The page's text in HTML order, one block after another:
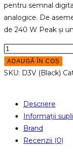
pentru semnal
analogice. De
de 240 W Peak și
Cantitate
Monitoare
de
ADAM
(Black)
ADAUGĂ ÎN COȘ
SKU: D3V (Black)
Descriere
Informații
Brand
Recenzii (0)